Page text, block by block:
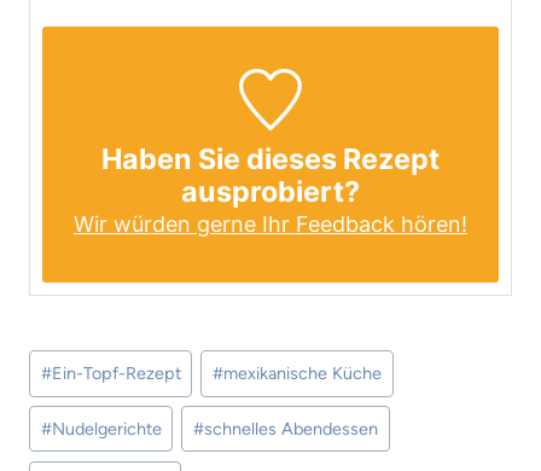
Haben Sie dieses Rezept
ausprobiert?
Wir würden gerne Ihr Feedback hören!
Schlagworte:
#Ein-Topf-Rezept #mexikanische Küche
#Nudelgerichte #schnelles Abendessen